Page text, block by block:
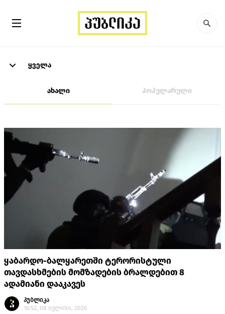
ყველა
ახალი პოპულარული
ყაბარდო-ბალყარეთში ტერორისტული
თავდასხმების მომზადების ბრალდებით 8
ადამიანი დააკავეს
პუბლიკა
16:52, 08 ივლისი, 2026